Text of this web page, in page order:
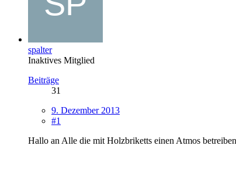
spalter
Inaktives Mitglied
Beiträge
31
9. Dezember 2013
#1
Hallo an Alle die mit Holzbriketts einen Atmos